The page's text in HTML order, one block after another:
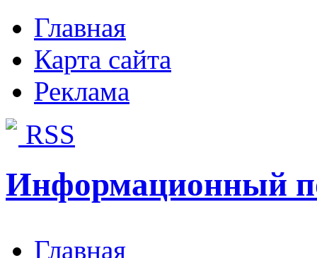
Главная
Карта сайта
Реклама
RSS
Информационный
Главная